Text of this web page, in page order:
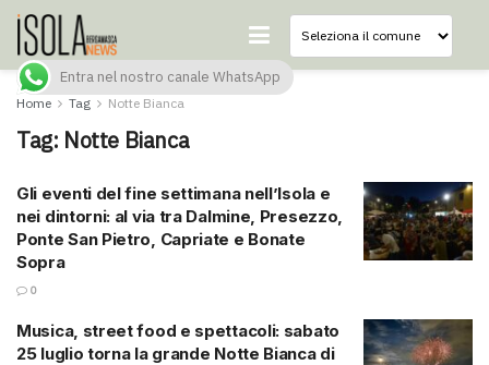
Home Tag Notte Bianca
Tag: Notte Bianca
Gli eventi del fine settimana nell’Isola e
nei dintorni: al via tra Dalmine, Presezzo,
Ponte San Pietro, Capriate e Bonate
Sopra
0
Musica, street food e spettacoli: sabato
25 luglio torna la grande Notte Bianca di
Entra nel nostro canale WhatsApp